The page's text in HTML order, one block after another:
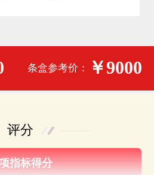
条盒参考价： ￥9000
评分
指标得分